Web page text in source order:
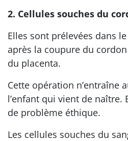
2. Cellules souches du
Elles sont prélevées dans
après la coupure du
du placenta.
Cette opération n’entraîne
l’enfant qui vient de naître.
de problème éthique.
Les cellules souches du